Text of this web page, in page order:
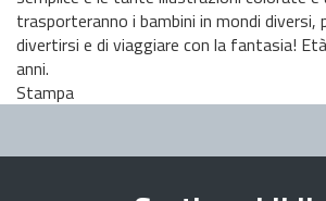
trasporteranno i bambini in mondi
divertirsi e di viaggiare con la fantasia!
anni.
Stampa